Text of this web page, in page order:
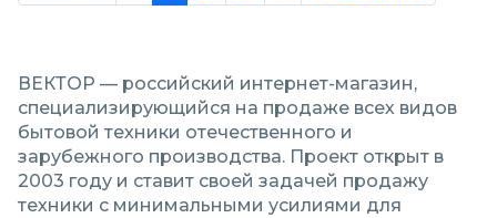
ВЕКТОР — российский интернет-магазин,
специализирующийся на продаже всех видов
бытовой техники отечественного и
зарубежного производства. Проект открыт в
2003 году и ставит своей задачей продажу
техники с минимальными усилиями для